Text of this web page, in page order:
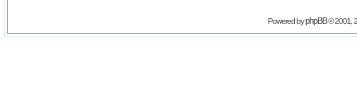
Powered byphpBB© 2001,